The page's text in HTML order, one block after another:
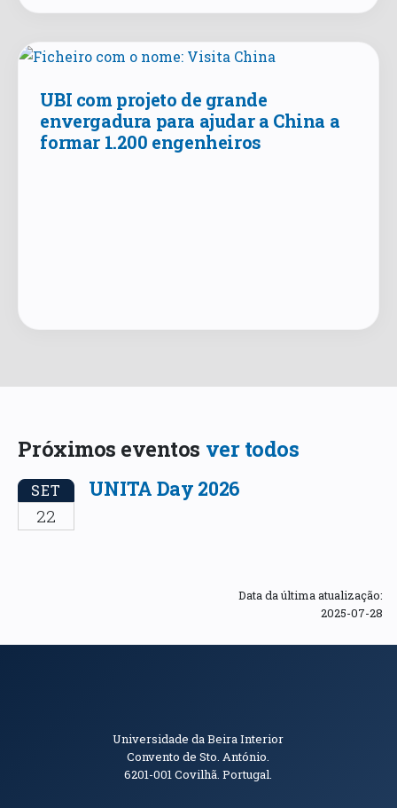
UBI com projeto de grande
envergadura para ajudar a China a
formar 1.200 engenheiros
Próximos eventos ver todos
SET
22
UNITA Day 2026
Data da última atualização:
2025-07-28
Informações de Contacto
Universidade da Beira Interior
Convento de Sto. António.
6201-001Covilhã. Portugal.